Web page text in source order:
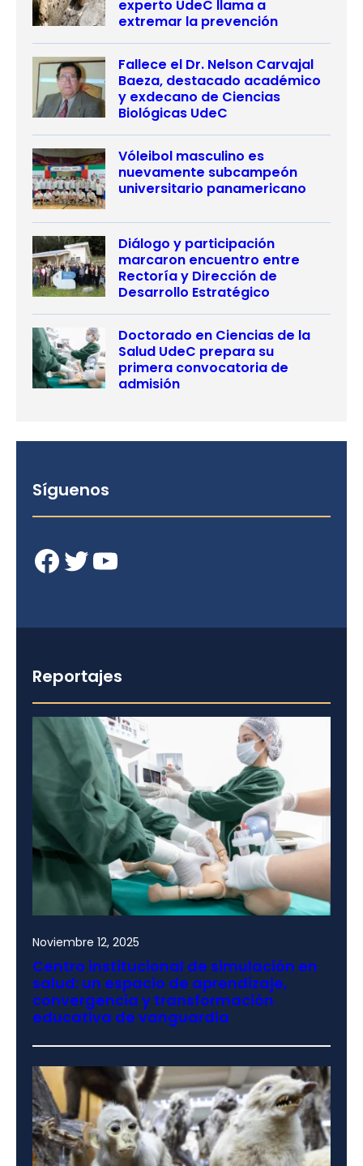
experto UdeC llama a
extremar la prevención
Fallece el Dr. Nelson Carvajal
Baeza, destacado académico
y exdecano de Ciencias
Biológicas UdeC
Vóleibol masculino es
nuevamente subcampeón
universitario panamericano
Diálogo y participación
marcaron encuentro entre
Rectoría y Dirección de
Desarrollo Estratégico
Doctorado en Ciencias de la
Salud UdeC prepara su
primera convocatoria de
admisión
Síguenos
Facebook Twitter YouTube
Reportajes
Noviembre 12, 2025
Centro institucional de simulación en
salud: un espacio de aprendizaje,
convergencia y transformación
educativa de vanguardia